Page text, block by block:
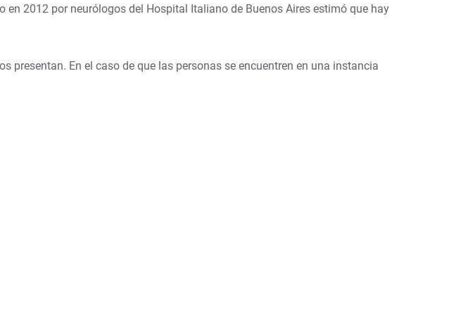
2012 por neurólogos del Hospital Italiano de Buenos Aires estimó que hay
presentan. En el caso de que las personas se encuentren en una instancia